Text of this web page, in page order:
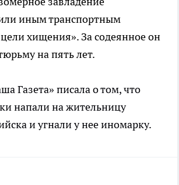
иным транспортным
хищения». За содеянное он
на пять лет.
Газета» писала о том, что
напали на жительницу
и угнали у нее иномарку.